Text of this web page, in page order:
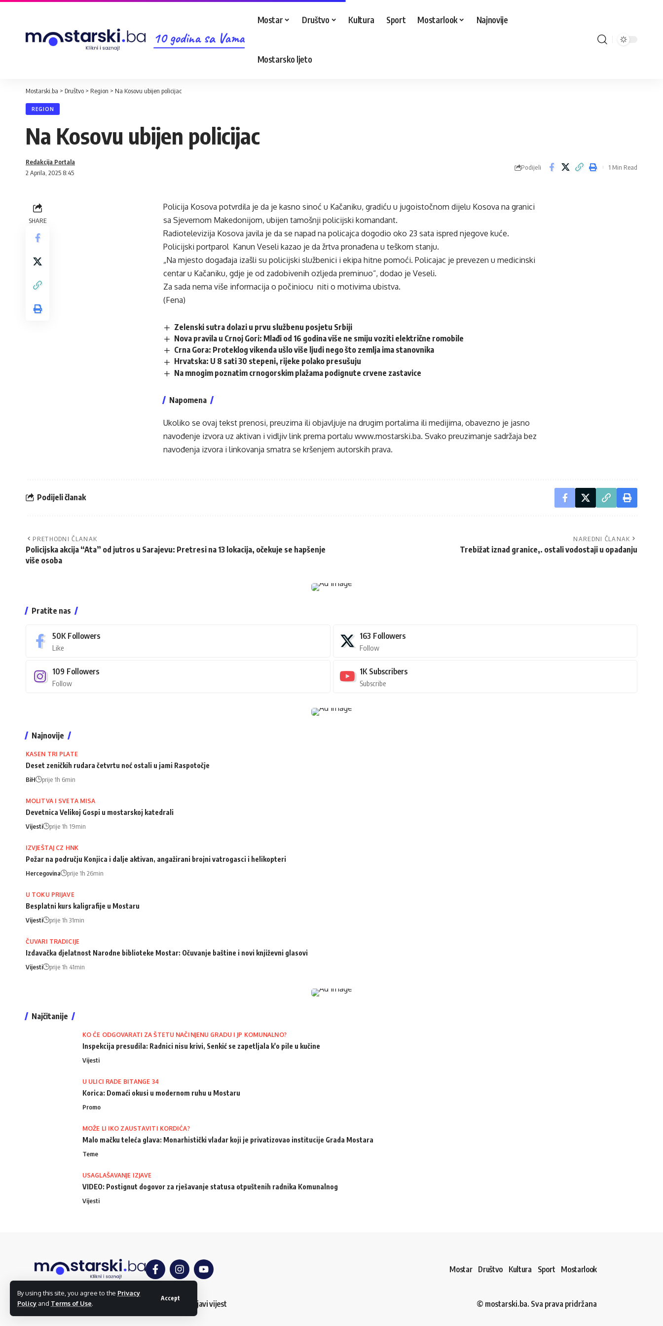
By using this site, you agree to the Privacy
Policy and Terms of Use.
Accept
10 godina sa Vama
Mostar Društvo Kultura Sport Mostarlook Najnovije
Mostarsko ljeto
Mostarski.ba > Društvo > Region > Na Kosovu ubijen policijac
REGION
Na Kosovu ubijen policijac
2 Aprila, 2025 8:45
Redakcija Portala
Podijeli 1 Min Read
SHARE
Policija Kosova potvrdila je da je kasno sinoć u Kačaniku, gradiću u jugoistočnom dijelu Kosova na granici
sa Sjevernom Makedonijom, ubijen tamošnji policijski komandant.
Radiotelevizija Kosova javila je da se napad na policajca dogodio oko 23 sata ispred njegove kuće.
Policijski portparol Kanun Veseli kazao je da žrtva pronađena u teškom stanju.
„Na mjesto događaja izašli su policijski službenici i ekipa hitne pomoći. Policajac je prevezen u medicinski
centar u Kačaniku, gdje je od zadobivenih ozljeda preminuo“, dodao je Veseli.
Za sada nema više informacija o počiniocu niti o motivima ubistva.
(Fena)
Zelenski sutra dolazi u prvu službenu posjetu Srbiji
Nova pravila u Crnoj Gori: Mlađi od 16 godina više ne smiju voziti električne romobile
Crna Gora: Proteklog vikenda ušlo više ljudi nego što zemlja ima stanovnika
Hrvatska: U 8 sati 30 stepeni, rijeke polako presušuju
Na mnogim poznatim crnogorskim plažama podignute crvene zastavice
Napomena
Ukoliko se ovaj tekst prenosi, preuzima ili objavljuje na drugim portalima ili medijima, obavezno je jasno
navođenje izvora uz aktivan i vidljiv link prema portalu www.mostarski.ba. Svako preuzimanje sadržaja bez
navođenja izvora i linkovanja smatra se kršenjem autorskih prava.
Podijeli članak
PRETHODNI ČLANAK
Policijska akcija “Ata” od jutros u Sarajevu: Pretresi na 13 lokacija, očekuje se hapšenje
više osoba
NAREDNI ČLANAK
Trebižat iznad granice,. ostali vodostaji u opadanju
Pratite nas
50K Followers
Like
163 Followers
Follow
109 Followers
Follow
1K Subscribers
Subscribe
Najnovije
KASEN TRI PLATE
Deset zeničkih rudara četvrtu noć ostali u jami Raspotočje
BiH prije 1h 6min
MOLITVA I SVETA MISA
Devetnica Velikoj Gospi u mostarskoj katedrali
Vijesti prije 1h 19min
IZVJEŠTAJ CZ HNK
Požar na području Konjica i dalje aktivan, angažirani brojni vatrogasci i helikopteri
Hercegovina prije 1h 26min
U TOKU PRIJAVE
Besplatni kurs kaligrafije u Mostaru
Vijesti prije 1h 31min
ČUVARI TRADICIJE
Izdavačka djelatnost Narodne biblioteke Mostar: Očuvanje baštine i novi književni glasovi
Vijesti prije 1h 41min
Najčitanije
KO ĆE ODGOVARATI ZA ŠTETU NAČINJENU GRADU I JP KOMUNALNO?
Inspekcija presudila: Radnici nisu krivi, Senkić se zapetljala k'o pile u kučine
Vijesti
U ULICI RADE BITANGE 34
Korica: Domaći okusi u modernom ruhu u Mostaru
Promo
MOŽE LI IKO ZAUSTAVITI KORDIĆA?
Malo mačku teleća glava: Monarhistički vladar koji je privatizovao institucije Grada Mostara
Teme
USAGLAŠAVANJE IZJAVE
VIDEO: Postignut dogovor za rješavanje statusa otpuštenih radnika Komunalnog
Vijesti
Mostar Društvo Kultura Sport Mostarlook
O nama Impressum Kontakt Dojavi vijest © mostarski.ba. Sva prava pridržana